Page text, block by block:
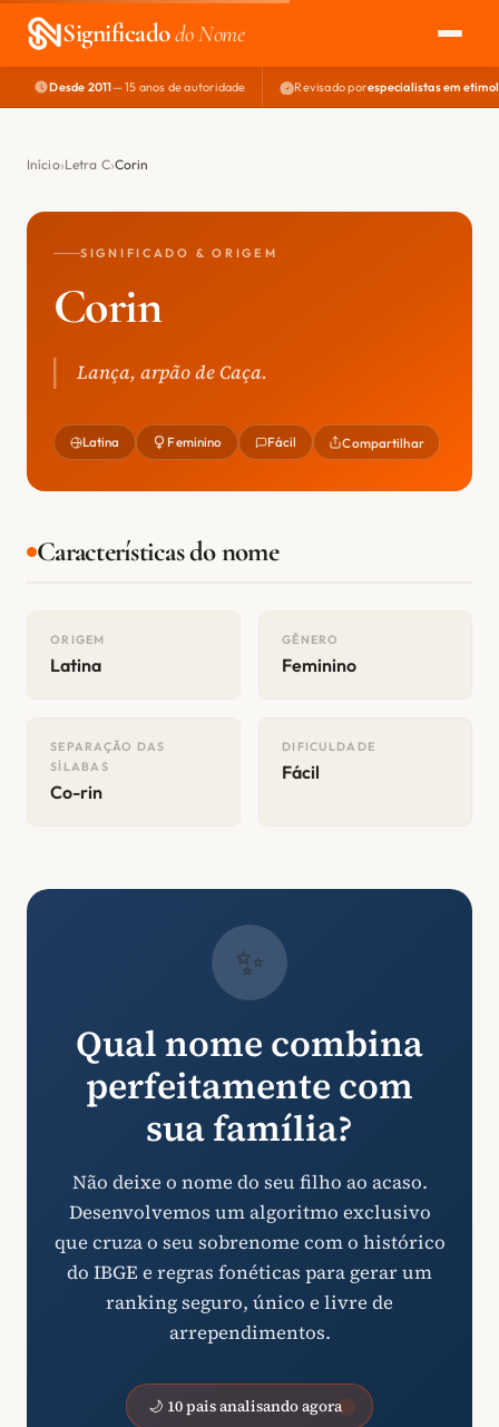
Significadodo Nome
EXPLORAR
NOME PERFEITO
Desde 2011— 15 anos de autoridade Revisado porespecialistas em
Início Letra C Corin
SIGNIFICADO & ORIGEM
Corin
Lança, arpão de Caça.
Latina Feminino Fácil Compartilhar
Características do nome
ORIGEM
Latina
GÊNERO
Feminino
SEPARAÇÃO DAS
SÍLABAS
Co-rin
DIFICULDADE
Fácil
✨
Qual nome combina
perfeitamente com
sua família?
Não deixe o nome do seu filho ao acaso.
Desenvolvemos um algoritmo exclusivo
que cruza o seu sobrenome com o histórico
do IBGE e regras fonéticas para gerar um
ranking seguro, único e livre de
arrependimentos.
🌙 10 pais analisando agora